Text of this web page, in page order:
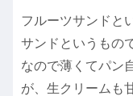
フルーツサンドと
サンドというもの
なので薄くてパン
が、生クリームも